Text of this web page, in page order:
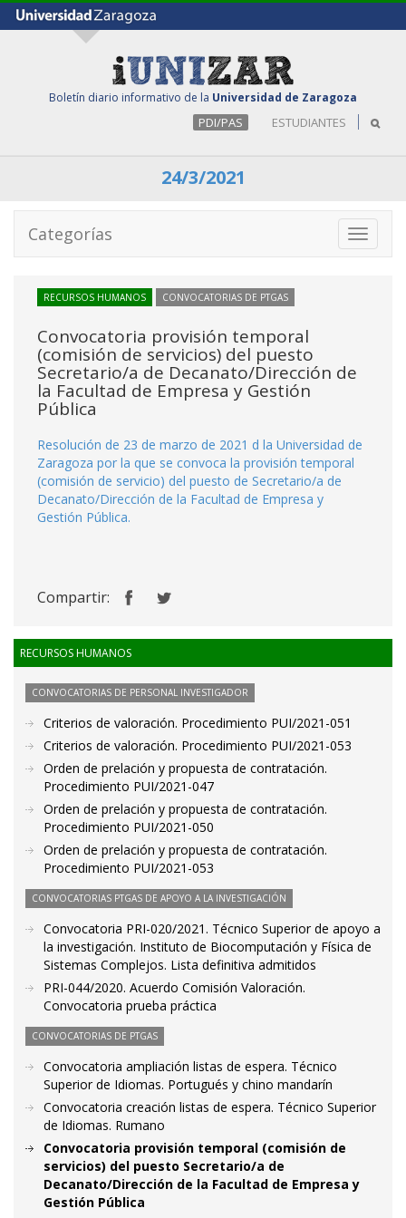
Boletín diario informativo de la Universidad de Zaragoza
PDI/PAS ESTUDIANTES
24/3/2021
Toggle
Categorías
RECURSOS HUMANOS CONVOCATORIAS DE PTGAS
Convocatoria provisión temporal
(comisión de servicios) del puesto
Secretario/a de Decanato/Dirección de
la Facultad de Empresa y Gestión
Pública
Resolución de 23 de marzo de 2021 d la Universidad de
Zaragoza por la que se convoca la provisión temporal
(comisión de servicio) del puesto de Secretario/a de
Decanato/Dirección de la Facultad de Empresa y
Gestión Pública.
Compartir:
RECURSOS HUMANOS
CONVOCATORIAS DE PERSONAL INVESTIGADOR
Criterios de valoración. Procedimiento PUI/2021-051
Criterios de valoración. Procedimiento PUI/2021-053
Orden de prelación y propuesta de contratación.
Procedimiento PUI/2021-047
Orden de prelación y propuesta de contratación.
Procedimiento PUI/2021-050
Orden de prelación y propuesta de contratación.
Procedimiento PUI/2021-053
CONVOCATORIAS PTGAS DE APOYO A LA INVESTIGACIÓN
Convocatoria PRI-020/2021. Técnico Superior de apoyo a
la investigación. Instituto de Biocomputación y Física de
Sistemas Complejos. Lista definitiva admitidos
PRI-044/2020. Acuerdo Comisión Valoración.
Convocatoria prueba práctica
CONVOCATORIAS DE PTGAS
Convocatoria ampliación listas de espera. Técnico
Superior de Idiomas. Portugués y chino mandarín
Convocatoria creación listas de espera. Técnico Superior
de Idiomas. Rumano
Convocatoria provisión temporal (comisión de
servicios) del puesto Secretario/a de
Decanato/Dirección de la Facultad de Empresa y
Gestión Pública